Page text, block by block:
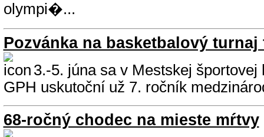
olympi�...
Pozvánka na basketbalový
3.-5. júna sa v Mestskej športovej
GPH uskutoční už 7. ročník
68-ročný chodec na mieste mŕtvy